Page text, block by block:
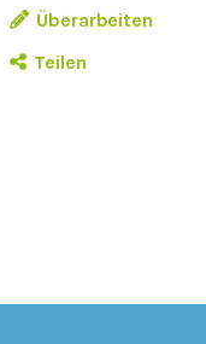
Überarbeiten
Teilen